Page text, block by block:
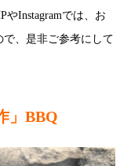
やInstagramでは、お
、是非ご参考にして
」BBQ